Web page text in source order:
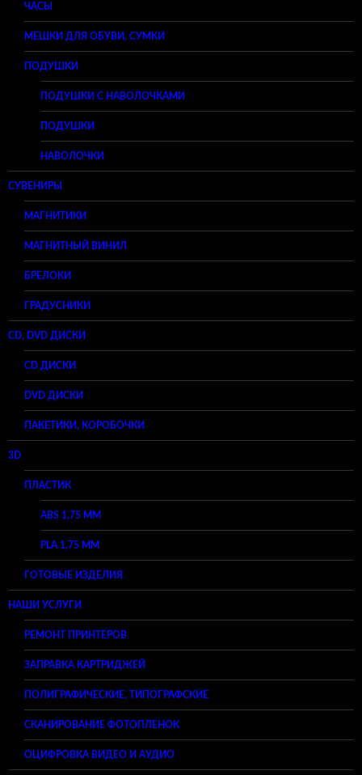
ЧАСЫ
МЕШКИ ДЛЯ ОБУВИ, СУМКИ
ПОДУШКИ
ПОДУШКИ С НАВОЛОЧКАМИ
ПОДУШКИ
НАВОЛОЧКИ
СУВЕНИРЫ
МАГНИТИКИ
МАГНИТНЫЙ ВИНИЛ
БРЕЛОКИ
ГРАДУСНИКИ
CD, DVD ДИСКИ
CD ДИСКИ
DVD ДИСКИ
ПАКЕТИКИ, КОРОБОЧКИ
3D
ПЛАСТИК
ABS 1,75 ММ
PLA 1,75 ММ
ГОТОВЫЕ ИЗДЕЛИЯ
НАШИ УСЛУГИ
РЕМОНТ ПРИНТЕРОВ
ЗАПРАВКА КАРТРИДЖЕЙ
ПОЛИГРАФИЧЕСКИЕ, ТИПОГРАФСКИЕ
СКАНИРОВАНИЕ ФОТОПЛЕНОК
ОЦИФРОВКА ВИДЕО И АУДИО